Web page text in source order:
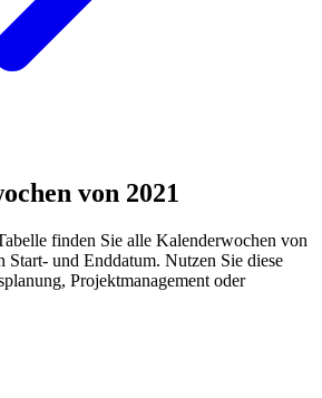
von 2021
finden Sie alle Kalenderwochen von
Start- und Enddatum. Nutzen Sie diese
Projektmanagement oder